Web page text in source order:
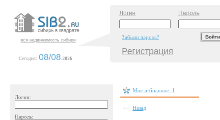
вся недвижимость сибири
Сегодня: 08/08 2026
Логин Пароль
Забыли пароль?
Регистрация
Логин:
Пароль:
Мое избранное: 1
Назад